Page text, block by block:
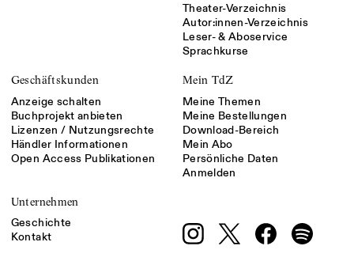
Theater-Verzeichnis
Autor:innen-Verzeichnis
Leser- & Aboservice
Sprachkurse
Geschäftskunden
Anzeige schalten
Buchprojekt anbieten
Lizenzen / Nutzungsrechte
Händler Informationen
Open Access Publikationen
Mein TdZ
Meine Themen
Meine Bestellungen
Download-Bereich
Mein Abo
Persönliche Daten
Anmelden
Unternehmen
Geschichte
Kontakt